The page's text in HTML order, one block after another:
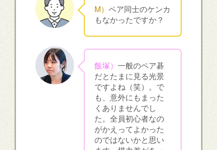
M） ペア同士のケンカ
もなかったですか？
飯塚） 一般のペア碁
だとたまに見る光景
ですよね（笑）。で
も、意外にもまった
くありませんでし
た。全員初心者なの
がかえってよかった
のではないかと思い